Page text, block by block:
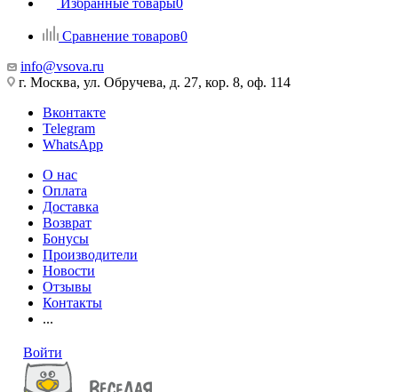
Избранные товары0
Сравнение товаров0
info@vsova.ru
г. Москва, ул. Обручева, д. 27, кор. 8, оф. 114
Вконтакте
Telegram
WhatsApp
О нас
Оплата
Доставка
Возврат
Бонусы
Производители
Новости
Отзывы
Контакты
...
Войти